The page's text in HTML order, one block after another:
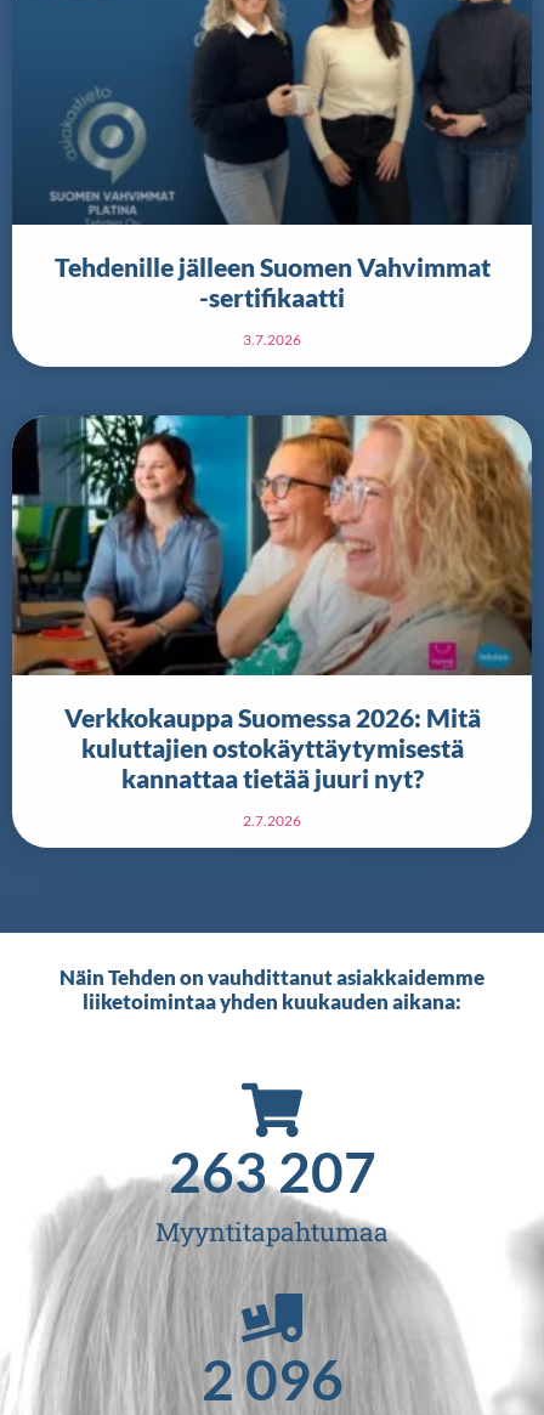
Tehdenille jälleen Suomen Vahvimmat
-sertifikaatti
3.7.2026
Verkkokauppa Suomessa 2026: Mitä
kuluttajien ostokäyttäytymisestä
kannattaa tietää juuri nyt?
2.7.2026
Näin Tehden on vauhdittanut asiakkaidemme
liiketoimintaa yhden kuukauden aikana:
Myyntitapahtumaa
450 353
2 527